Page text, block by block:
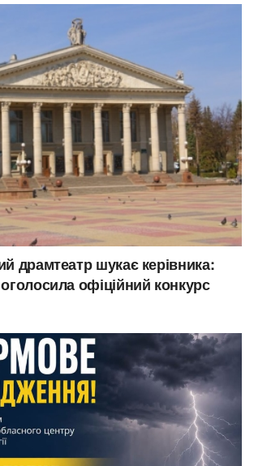
драмтеатр шукає керівника:
офіційний конкурс